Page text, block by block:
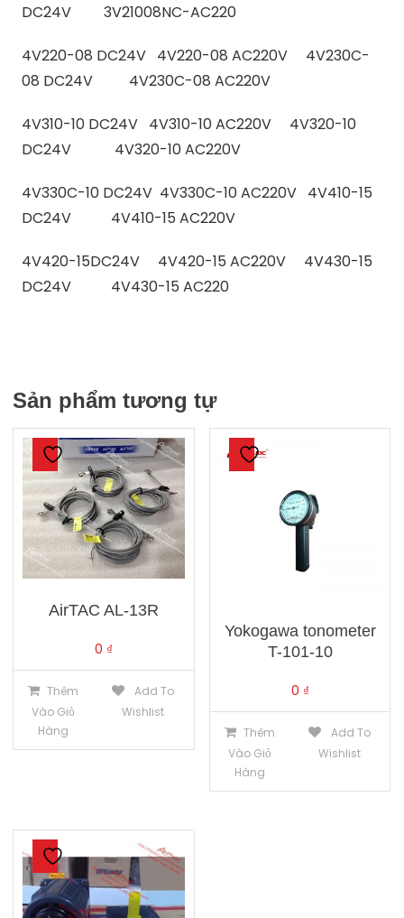
DC24V 3V21008NC-AC220
4V220-08 DC24V 4V220-08 AC220V 4V230C-
08 DC24V 4V230C-08 AC220V
4V310-10 DC24V 4V310-10 AC220V 4V320-10
DC24V 4V320-10 AC220V
4V330C-10 DC24V 4V330C-10 AC220V 4V410-15
DC24V 4V410-15 AC220V
4V420-15DC24V 4V420-15 AC220V 4V430-15
DC24V 4V430-15 AC220
Sản phẩm tương tự
AirTAC AL-13R
0 ₫
Thêm
Vào Giỏ
Hàng
Add To
Wishlist
Yokogawa tonometer
T-101-10
0 ₫
Thêm
Vào Giỏ
Hàng
Add To
Wishlist